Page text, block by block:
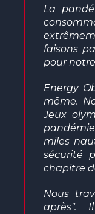
La
faisons
pour
Energy
même.
Jeux
miles
sécurité
chapitre
Nous
après".